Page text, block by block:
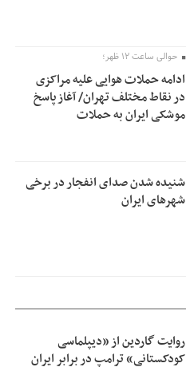
حوالی ساعت ۱۲ ظهر؛
ادامه حملات هوایی علیه مراکزی
در نقاط مختلف تهران/ آغاز پاسخ
موشکی ایران به حملات
شنیده شدن صدای انفجار در برخی
شهرهای ایران
روایت گاردین از «دیپلماسی
کودکستانی» ترامپ در برابر ایران